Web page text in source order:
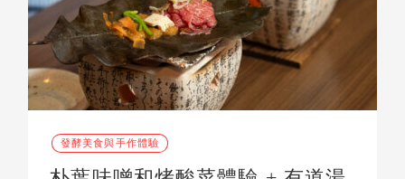
發酵美食與手作體驗